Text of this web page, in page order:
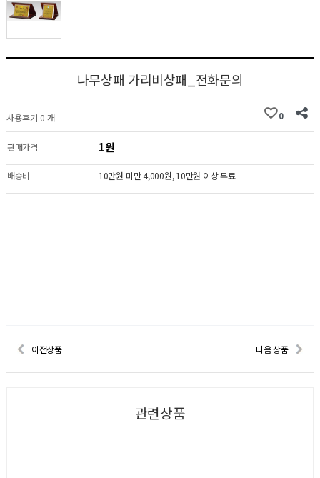
나무상패 가리비상패_전화문의
사용후기 0 개 0
판매가격 1원
배송비 10만원 미만 4,000원, 10만원 이상 무료
이전상품 다음 상품
관련상품